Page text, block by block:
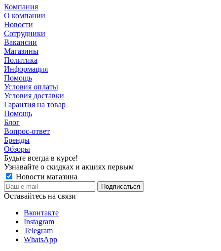
Компания
О компании
Новости
Сотрудники
Вакансии
Магазины
Политика
Информация
Помощь
Условия оплаты
Условия доставки
Гарантия на товар
Помощь
Блог
Вопрос-ответ
Бренды
Обзоры
Будьте всегда в курсе!
Узнавайте о скидках и акциях первым
Новости магазина
Оставайтесь на связи
Вконтакте
Instagram
Telegram
WhatsApp